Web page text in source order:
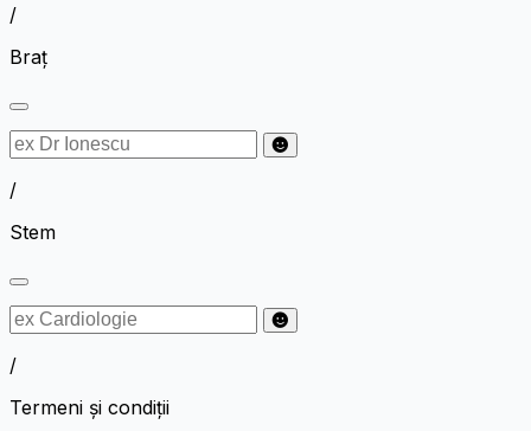
/
Braț
/
Stem
/
Termeni și condiții